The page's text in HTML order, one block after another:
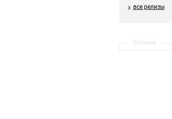
все релизы
Реклама